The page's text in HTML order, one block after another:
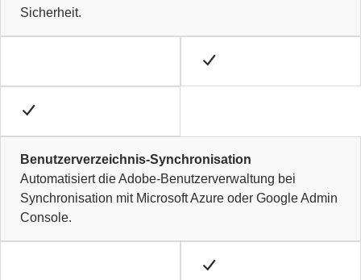
Sicherheit.
Benutzerverzeichnis-Synchronisation
Automatisiert die Adobe-Benutzerverwaltung bei
Synchronisation mit Microsoft Azure oder Google Admin
Console.